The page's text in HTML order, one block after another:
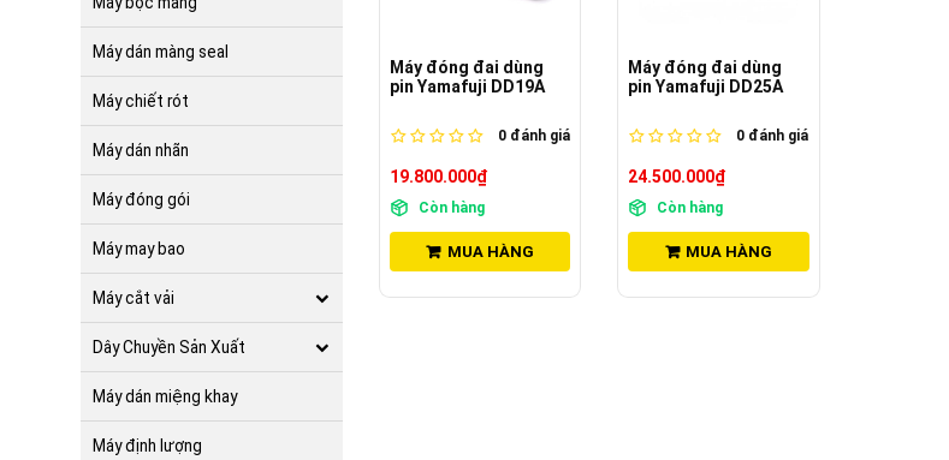
Máy đóng đai dùng
pin Yamafuji DD19A
0 đánh giá
19.800.000₫
Còn hàng
MUA HÀNG
Máy đóng đai dùng
pin Yamafuji DD25A
0 đánh giá
24.500.000₫
Còn hàng
MUA HÀNG
Máy dán màng seal
Máy chiết rót
Máy dán nhãn
Máy đóng gói
Máy may bao
Máy cắt vải
Dây Chuyền Sản Xuất
Máy dán miệng khay
Máy định lượng